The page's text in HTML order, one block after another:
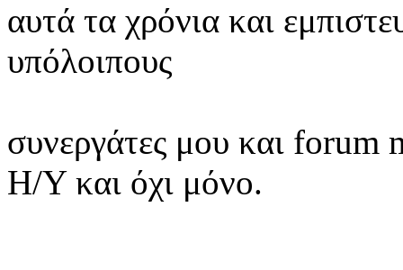
αυτά τα χρόνια και
υπόλοιπους
συνεργάτες μου και forum
Η/Υ και όχι μόνο.